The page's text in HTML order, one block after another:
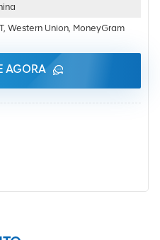
Western Union, MoneyGram
AGORA